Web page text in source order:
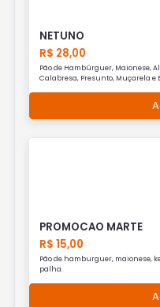
NETUNO
R$ 28,00
Pão de Hambúrguer, Maionese,
Calabresa, Presunto, Muçarela e
PROMOCAO MARTE
R$ 15,00
Pão de hamburguer, maionese,
palha.